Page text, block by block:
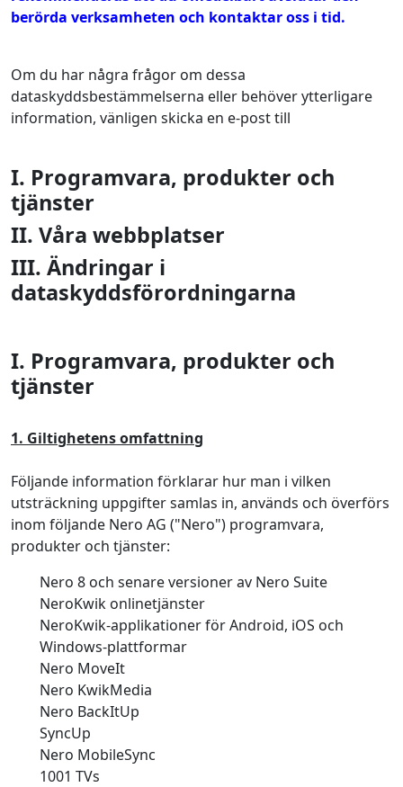
berörda verksamheten och kontaktar oss i tid.
Om du har några frågor om dessa
dataskyddsbestämmelserna eller behöver ytterligare
information, vänligen skicka en e-post till
I. Programvara, produkter och
tjänster
II. Våra webbplatser
III. Ändringar i
dataskyddsförordningarna
I. Programvara, produkter och
tjänster
1. Giltighetens omfattning
Följande information förklarar hur man i vilken
utsträckning uppgifter samlas in, används och överförs
inom följande Nero AG ("Nero") programvara,
produkter och tjänster:
Nero 8 och senare versioner av Nero Suite
NeroKwik onlinetjänster
NeroKwik-applikationer för Android, iOS och
Windows-plattformar
Nero MoveIt
Nero KwikMedia
Nero BackItUp
SyncUp
Nero MobileSync
1001 TVs